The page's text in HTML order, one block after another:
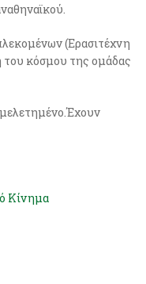
(Ερασιτέχνη
του κόσμου της ομάδας
Κίνημα